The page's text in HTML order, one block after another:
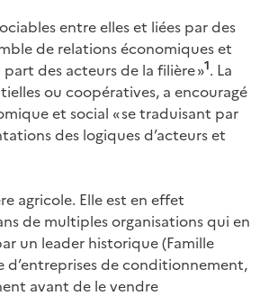
entre elles et liées par des
de relations économiques et
des acteurs de la filière »1. La
ou coopératives, a encouragé
et social « se traduisant par
des logiques d’acteurs et
agricole. Elle est en effet
de multiples organisations qui en
un leader historique (Famille
d’entreprises de conditionnement,
avant de le vendre